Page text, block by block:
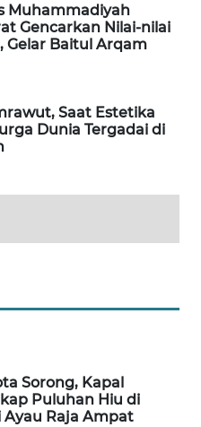
Muhammadiyah
Gencarkan Nilai-nilai
Gelar Baitul Arqam
Saat Estetika
Dunia Tergadai di
Sorong, Kapal
Puluhan Hiu di
Ayau Raja Ampat